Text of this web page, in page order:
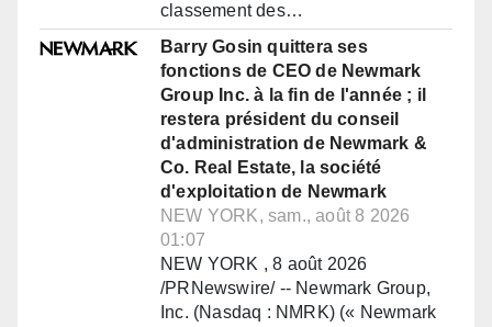
classement des…
Barry Gosin quittera ses
fonctions de CEO de Newmark
Group Inc. à la fin de l'année ; il
restera président du conseil
d'administration de Newmark &
Co. Real Estate, la société
d'exploitation de Newmark
NEW YORK, sam., août 8 2026
01:07
NEW YORK , 8 août 2026
/PRNewswire/ -- Newmark Group,
Inc. (Nasdaq : NMRK) (« Newmark